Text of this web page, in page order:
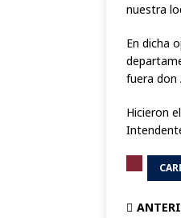
nuestra
En dicha
fuera don
Hicieron